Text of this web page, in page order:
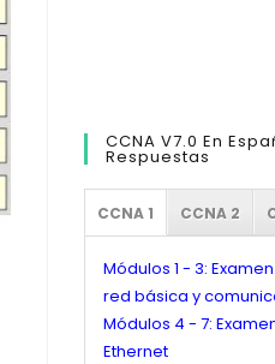
CCNA V7.0 En
Respuestas
CCNA 1 CCNA 2
Módulos 1 - 3:
red básica y
Módulos 4 - 7:
Ethernet